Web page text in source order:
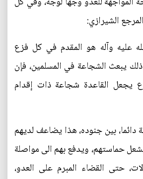
الشيرازي:
عليه وآله هو المقدم في كل فزع
يبعث الشجاعة في المسلمين، فإن
يجعل القاعدة شجاعة ذات إقدام
دائما، بين جنوده، هذا يضاعف لديهم
حماستهم، ويدفع بهم الى مواصلة
حتى القضاء المبرم على العدو،